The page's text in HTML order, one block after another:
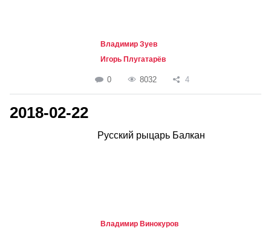
Владимир Зуев
Игорь Плугатарёв
0 8032 4
2018-02-22
Русский рыцарь Балкан
Владимир Винокуров